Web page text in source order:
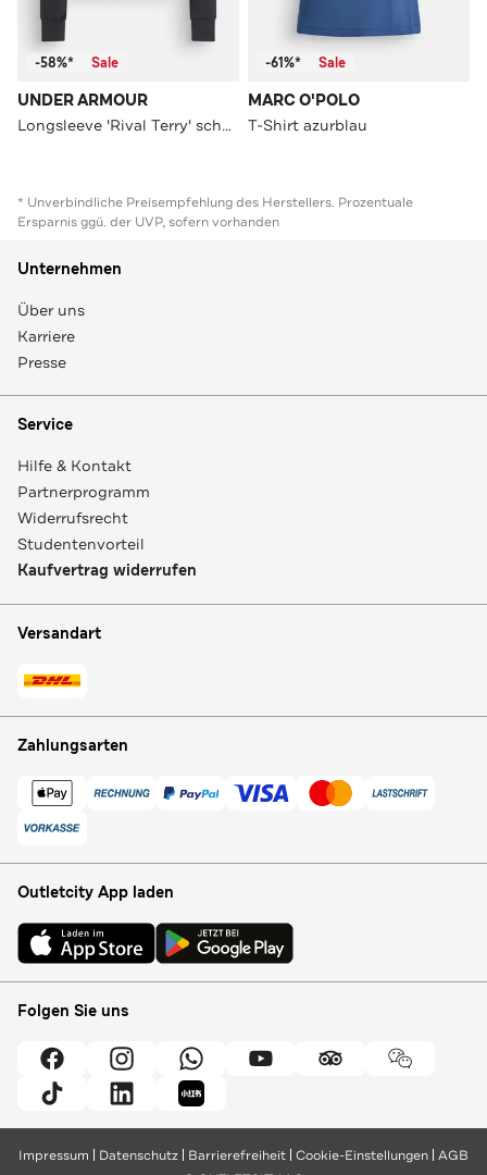
-58%* Sale
UNDER ARMOUR
Longsleeve 'Rival Terry' schwarz
-61%* Sale
MARC O'POLO
T-Shirt azurblau
* Unverbindliche Preisempfehlung des Herstellers. Prozentuale
Ersparnis ggü. der UVP, sofern vorhanden
Unternehmen
Über uns
Karriere
Presse
Service
Hilfe & Kontakt
Partnerprogramm
Widerrufsrecht
Studentenvorteil
Kaufvertrag widerrufen
Versandart
Zahlungsarten
Outletcity App laden
Folgen Sie uns
Impressum Datenschutz Barrierefreiheit Cookie-Einstellungen AGB